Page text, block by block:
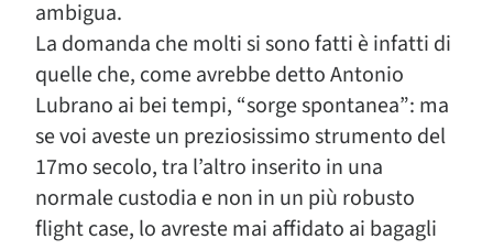
ambigua.
La domanda che molti si sono fatti è infatti di
quelle che, come avrebbe detto Antonio
Lubrano ai bei tempi, “sorge spontanea”: ma
se voi aveste un preziosissimo strumento del
17mo secolo, tra l’altro inserito in una
normale custodia e non in un più robusto
flight case, lo avreste mai affidato ai bagagli